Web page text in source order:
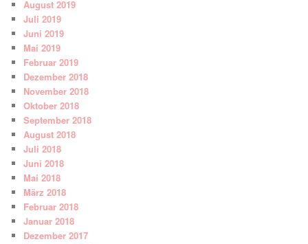
August 2019
Juli 2019
Juni 2019
Mai 2019
Februar 2019
Dezember 2018
November 2018
Oktober 2018
September 2018
August 2018
Juli 2018
Juni 2018
Mai 2018
März 2018
Februar 2018
Januar 2018
Dezember 2017